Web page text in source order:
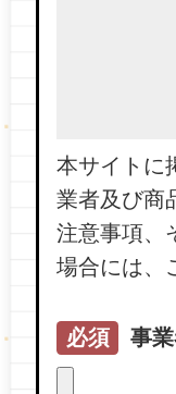
本サイトに
業者及び商
注意事項、
場合には、
必須 事